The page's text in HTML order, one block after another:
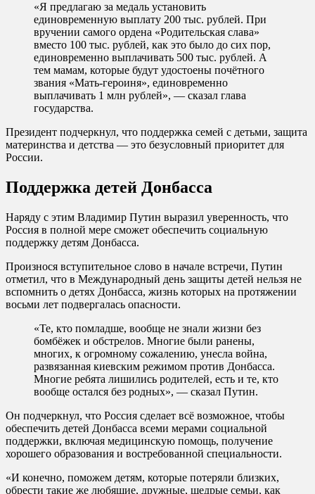
«Я предлагаю за медаль установить
единовременную выплату 200 тыс. рублей. При
вручении самого ордена «Родительская слава»
вместо 100 тыс. рублей, как это было до сих пор,
единовременно выплачивать 500 тыс. рублей. А
тем мамам, которые будут удостоены почётного
звания «Мать-героиня», единовременно
выплачивать 1 млн рублей», — сказал глава
государства.
Президент подчеркнул, что поддержка семей с детьми, защита
материнства и детства — это безусловный приоритет для
России.
Поддержка детей Донбасса
Наряду с этим Владимир Путин выразил уверенность, что
Россия в полной мере сможет обеспечить социальную
поддержку детям Донбасса.
Произнося вступительное слово в начале встречи, Путин
отметил, что в Международный день защиты детей нельзя не
вспомнить о детях Донбасса, жизнь которых на протяжении
восьми лет подвергалась опасности.
«Те, кто помладше, вообще не знали жизни без
бомбёжек и обстрелов. Многие были ранены,
многих, к огромному сожалению, унесла война,
развязанная киевским режимом против Донбасса.
Многие ребята лишились родителей, есть и те, кто
вообще остался без родных», — сказал Путин.
Он подчеркнул, что Россия сделает всё возможное, чтобы
обеспечить детей Донбасса всеми мерами социальной
поддержки, включая медицинскую помощь, получение
хорошего образования и востребованной специальности.
«И конечно, поможем детям, которые потеряли близких,
обрести такие же любящие, дружные, щедрые семьи, как